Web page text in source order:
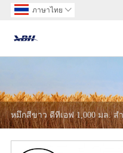
ภาษาไทย 
หมึกสีขาว ดีทีเอฟ 1,000 มล. ส